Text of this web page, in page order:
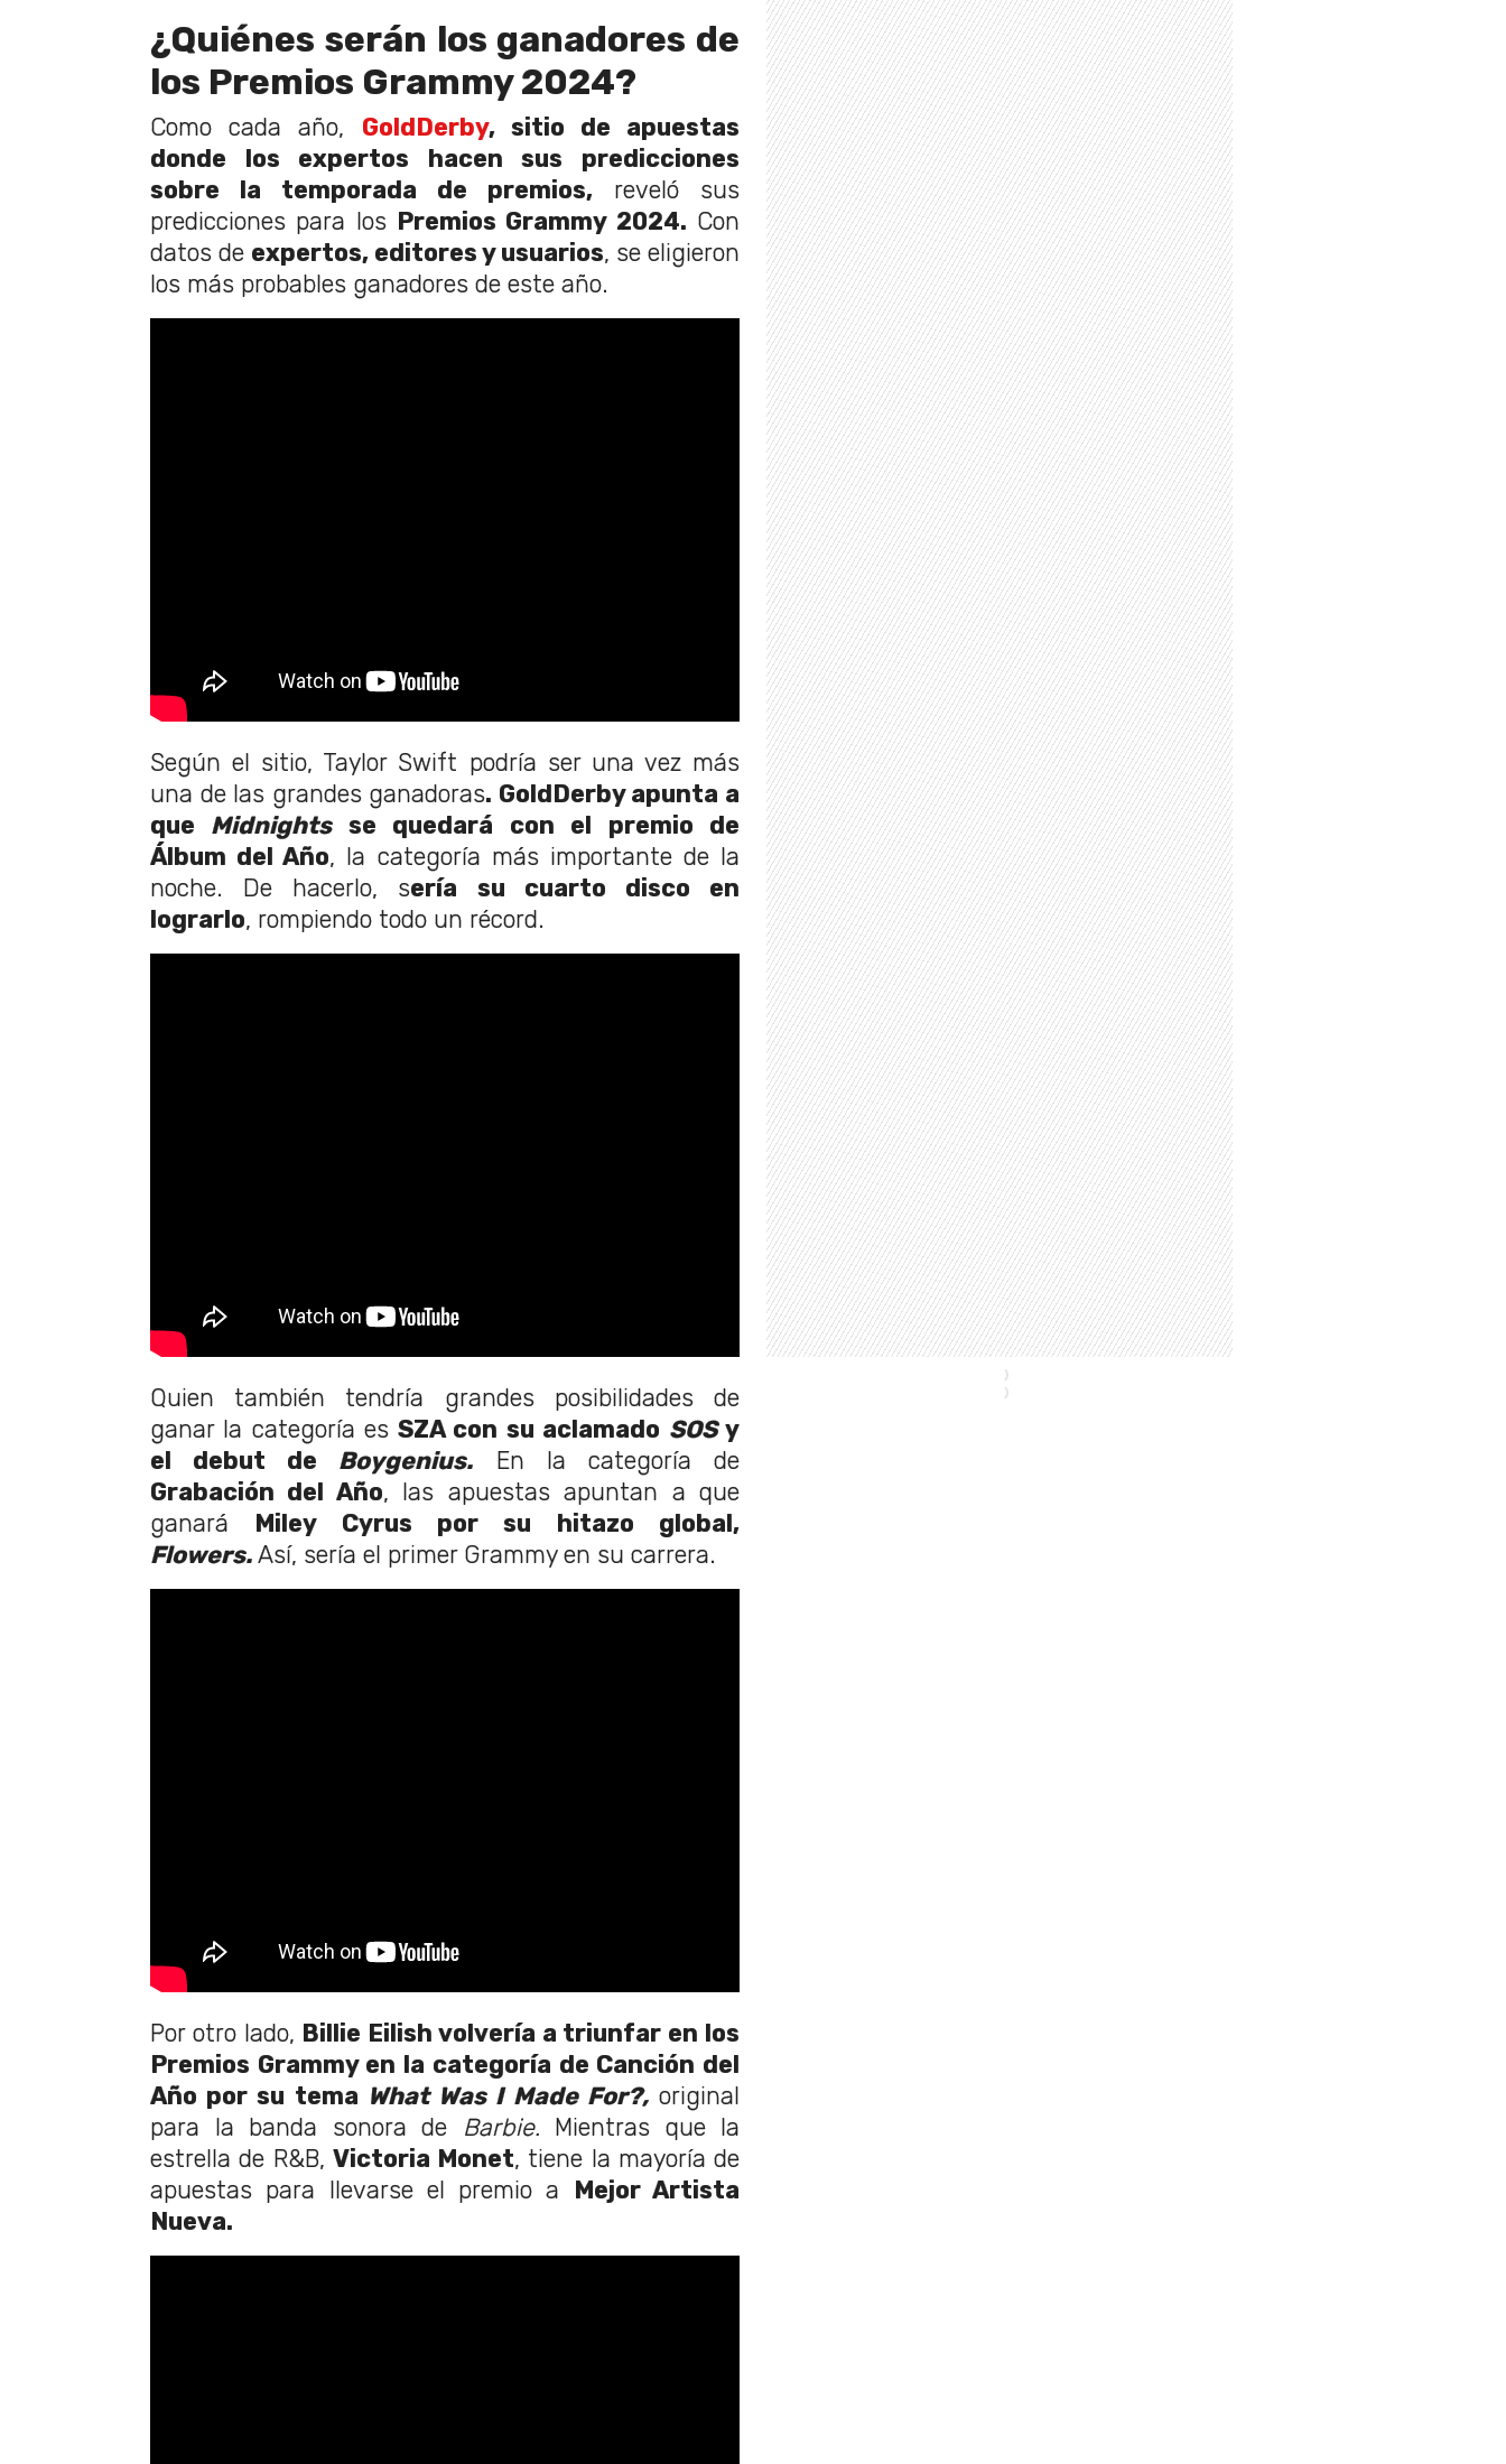
¿Quiénes serán los ganadores de
los Premios Grammy 2024?
Como cada año, GoldDerby, sitio de apuestas
donde los expertos hacen sus predicciones
sobre la temporada de premios, reveló sus
predicciones para los Premios Grammy 2024. Con
datos de expertos, editores y usuarios, se eligieron
los más probables ganadores de este año.
Según el sitio, Taylor Swift podría ser una vez más
una de las grandes ganadoras. GoldDerby apunta a
que Midnights se quedará con el premio de
Álbum del Año, la categoría más importante de la
noche. De hacerlo, sería su cuarto disco en
lograrlo, rompiendo todo un récord.
Quien también tendría grandes posibilidades de
ganar la categoría es SZA con su aclamado SOSy
el debut de Boygenius.
En la categoría de
Grabación del Año, las apuestas apuntan a que
ganará Miley Cyrus por su hitazo global,
Flowers. Así, sería el primer Grammy en su carrera.
Por otro lado, Billie Eilish volvería a triunfar en los
Premios Grammy en la categoría de Canción del
Año por su tema What Was I Made For?, original
para la banda sonora de Barbie. Mientras que la
estrella de R&B, Victoria Monet, tiene la mayoría de
apuestas para llevarse el premio a Mejor Artista
Nueva.